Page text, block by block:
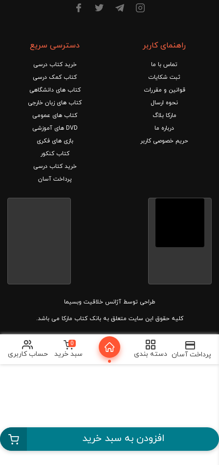
افزودن به سبد خرید
راهنمای کاربر
تماس با ما
ثبت شکایات
قوانین و مقررات
نحوه ارسال
مارکا بلاگ
درباره ما
حریم خصوصی کاربر
دسترسی سریع
خرید کتاب درسی
کتاب کمک درسی
کتاب های دانشگاهی
کتاب های زبان خارجی
کتاب های عمومی
DVD های آموزشی
بازی های فکری
کتاب کنکور
خرید کتاب درسی
پرداخت آسان
طراحی توسطآژانس خلاقیت وبسیما
کلیه حقوق این سایت متعلق به بانک کتاب مارکا می باشد.
پرداخت آسان دسته بندی
0
سبد خرید حساب کاربری